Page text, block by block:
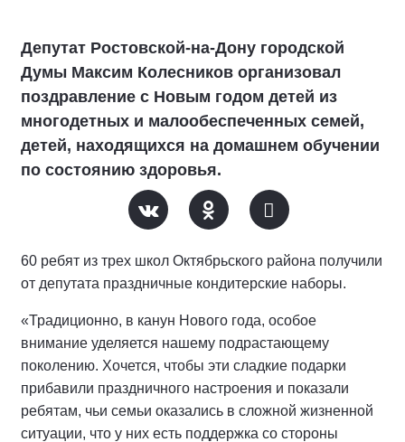
Депутат Ростовской-на-Дону городской
Думы Максим Колесников организовал
поздравление с Новым годом детей из
многодетных и малообеспеченных семей,
детей, находящихся на домашнем обучении
по состоянию здоровья.
60 ребят из трех школ Октябрьского района получили
от депутата праздничные кондитерские наборы.
«Традиционно, в канун Нового года, особое
внимание уделяется нашему подрастающему
поколению. Хочется, чтобы эти сладкие подарки
прибавили праздничного настроения и показали
ребятам, чьи семьи оказались в сложной жизненной
ситуации, что у них есть поддержка со стороны